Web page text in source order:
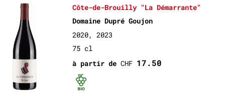
Côte-de-Brouilly "La Démarrante"
Domaine Dupré Goujon
2020, 2023
75 cl
à partir de CHF 17.50
Bio certifié